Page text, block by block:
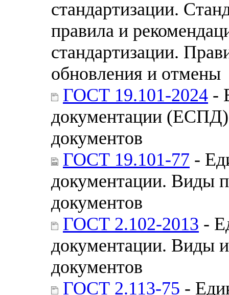
стандартизации.
правила и
стандартизации.
обновления и отмены
ГОСТ 19.101-2024 -
документации
документов
ГОСТ 19.101-77 -
документации. Виды
документов
ГОСТ 2.102-2013 -
документации. Виды и
документов
ГОСТ 2.113-75 -